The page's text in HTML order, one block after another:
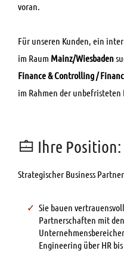
voran.
Für unseren Kunden, ein
im Raum Mainz/Wiesbaden
Finance & Controlling /
im Rahmen der
Ihre Position:
Strategischer Business
Sie bauen
Partnerschaften mit
Engineering über HR